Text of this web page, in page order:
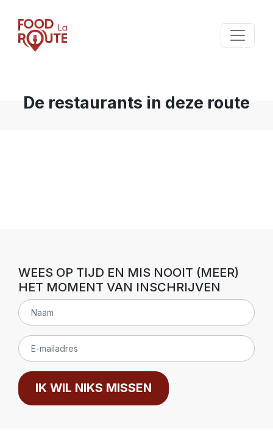
De restaurants in deze route
WEES OP TIJD EN MIS NOOIT (MEER)
HET MOMENT VAN INSCHRIJVEN
IK WIL NIKS MISSEN